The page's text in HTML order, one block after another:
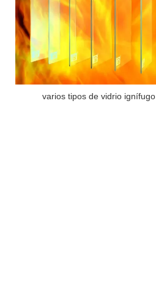
varios tipos de vidrio ignífugo